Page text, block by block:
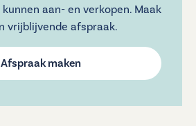
aan- en verkopen. Maak
vrijblijvende afspraak.
Afspraak maken